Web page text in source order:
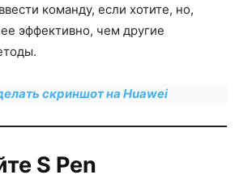
команду, если хотите, но,
эффективно, чем другие
скриншот на Huawei
S Pen